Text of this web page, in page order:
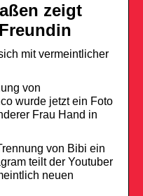
zeigt
mit vermeintlicher
von
wurde jetzt ein Foto
Frau Hand in
von Bibi ein
teilt der Youtuber
neuen